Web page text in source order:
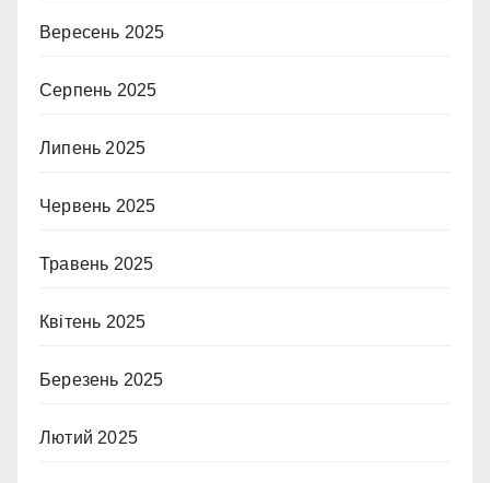
Вересень 2025
Серпень 2025
Липень 2025
Червень 2025
Травень 2025
Квітень 2025
Березень 2025
Лютий 2025